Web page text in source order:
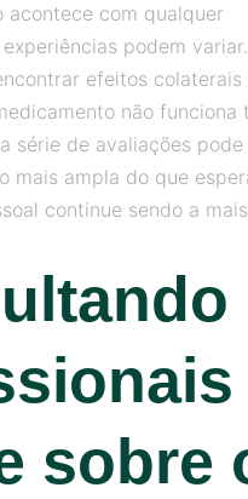
acontece com qualquer
podem
efeitos colaterais
não funciona
série de avaliações
mais ampla do que
continue sendo a mais
sobre